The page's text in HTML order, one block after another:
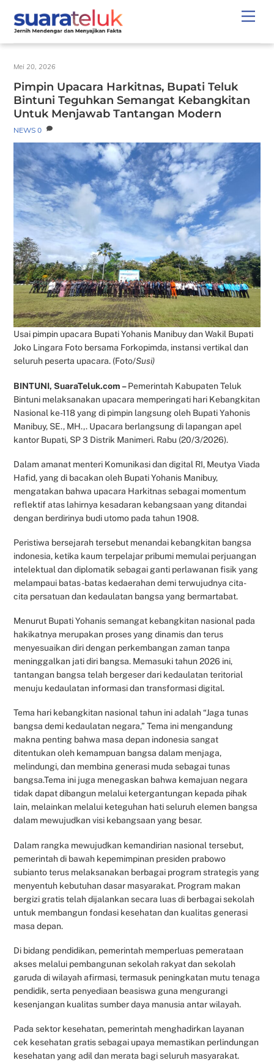
content
Mei 20, 2026
Pimpin Upacara Harkitnas, Bupati Teluk
Bintuni Teguhkan Semangat Kebangkitan
Untuk Menjawab Tantangan Modern
NEWS 0
Usai pimpin upacara Bupati Yohanis Manibuy dan Wakil Bupati
Joko Lingara Foto bersama Forkopimda, instansi vertikal dan
seluruh peserta upacara. (Foto/Susi)
BINTUNI, SuaraTeluk.com –Pemerintah Kabupaten Teluk
Bintuni melaksanakan upacara memperingati hari Kebangkitan
Nasional ke-118 yang di pimpin langsung oleh Bupati Yahonis
Manibuy, SE., MH.,. Upacara berlangsung di lapangan apel
kantor Bupati, SP 3 Distrik Manimeri. Rabu (20/3/2026).
Dalam amanat menteri Komunikasi dan digital RI, Meutya Viada
Hafid, yang di bacakan oleh Bupati Yohanis Manibuy,
mengatakan bahwa upacara Harkitnas sebagai momentum
reflektif atas lahirnya kesadaran kebangsaan yang ditandai
dengan berdirinya budi utomo pada tahun 1908.
Peristiwa bersejarah tersebut menandai kebangkitan bangsa
indonesia, ketika kaum terpelajar pribumi memulai perjuangan
intelektual dan diplomatik sebagai ganti perlawanan fisik yang
melampaui batas-batas kedaerahan demi terwujudnya cita-
cita persatuan dan kedaulatan bangsa yang bermartabat.
Menurut Bupati Yohanis semangat kebangkitan nasional pada
hakikatnya merupakan proses yang dinamis dan terus
menyesuaikan diri dengan perkembangan zaman tanpa
meninggalkan jati diri bangsa. Memasuki tahun 2026 ini,
tantangan bangsa telah bergeser dari kedaulatan teritorial
menuju kedaulatan informasi dan transformasi digital.
Tema hari kebangkitan nasional tahun ini adalah “Jaga tunas
bangsa demi kedaulatan negara,” Tema ini mengandung
makna penting bahwa masa depan indonesia sangat
ditentukan oleh kemampuan bangsa dalam menjaga,
melindungi, dan membina generasi muda sebagai tunas
bangsa.Tema ini juga menegaskan bahwa kemajuan negara
tidak dapat dibangun melalui ketergantungan kepada pihak
lain, melainkan melalui keteguhan hati seluruh elemen bangsa
dalam mewujudkan visi kebangsaan yang besar.
Dalam rangka mewujudkan kemandirian nasional tersebut,
pemerintah di bawah kepemimpinan presiden prabowo
subianto terus melaksanakan berbagai program strategis yang
menyentuh kebutuhan dasar masyarakat. Program makan
bergizi gratis telah dijalankan secara luas di berbagai sekolah
untuk membangun fondasi kesehatan dan kualitas generasi
masa depan.
Di bidang pendidikan, pemerintah memperluas pemerataan
akses melalui pembangunan sekolah rakyat dan sekolah
garuda di wilayah afirmasi, termasuk peningkatan mutu tenaga
pendidik, serta penyediaan beasiswa guna mengurangi
kesenjangan kualitas sumber daya manusia antar wilayah.
Pada sektor kesehatan, pemerintah menghadirkan layanan
cek kesehatan gratis sebagai upaya memastikan perlindungan
kesehatan yang adil dan merata bagi seluruh masyarakat.